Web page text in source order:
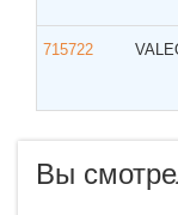
715722
Вы